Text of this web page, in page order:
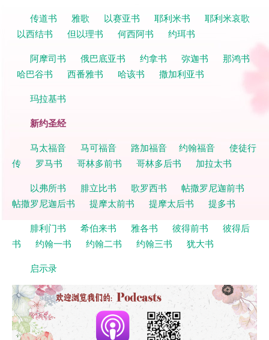
传道书
雅歌 以赛亚书 耶利米书
耶利米哀歌
以西结书
但以理书 何西阿书
约珥书
阿摩司书
俄巴底亚书 约拿书 弥迦书
那鸿书
哈巴谷书
西番雅书 哈该书
撒加利亚书
玛拉基书
新约圣经
马太福音 马可福音 路加福音 约翰福音
使徒行
传
罗马书 哥林多前书 哥林多后书
加拉太书
以弗所书
腓立比书 歌罗西书
帖撒罗尼迦前书
帖撒罗尼迦后书
提摩太前书 提摩太后书
提多书
腓利门书
希伯来书 雅各书 彼得前书
彼得后
书
约翰一书 约翰二书 约翰三书
犹大书
启示录